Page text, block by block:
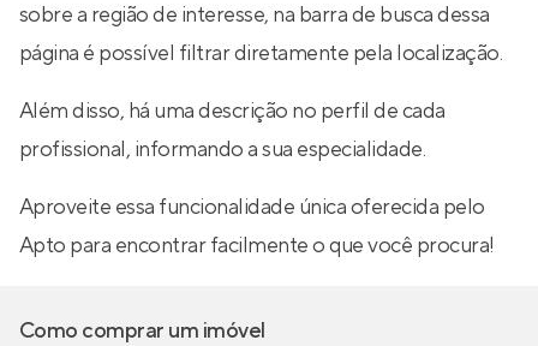
sobre a região de interesse, na barra de busca dessa
página é possível filtrar diretamente pela localização.
Além disso, há uma descrição no perfil de cada
profissional, informando a sua especialidade.
Aproveite essa funcionalidade única oferecida pelo
Apto para encontrar facilmente o que você procura!
Como comprar um imóvel